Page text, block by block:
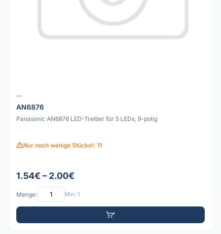
--
AN6876
Panasonic AN6876 LED-Treiber für 5 LEDs, 9-polig
Nur noch wenige Stücke!: 11
1.54€ – 2.00€
Menge: Min: 1